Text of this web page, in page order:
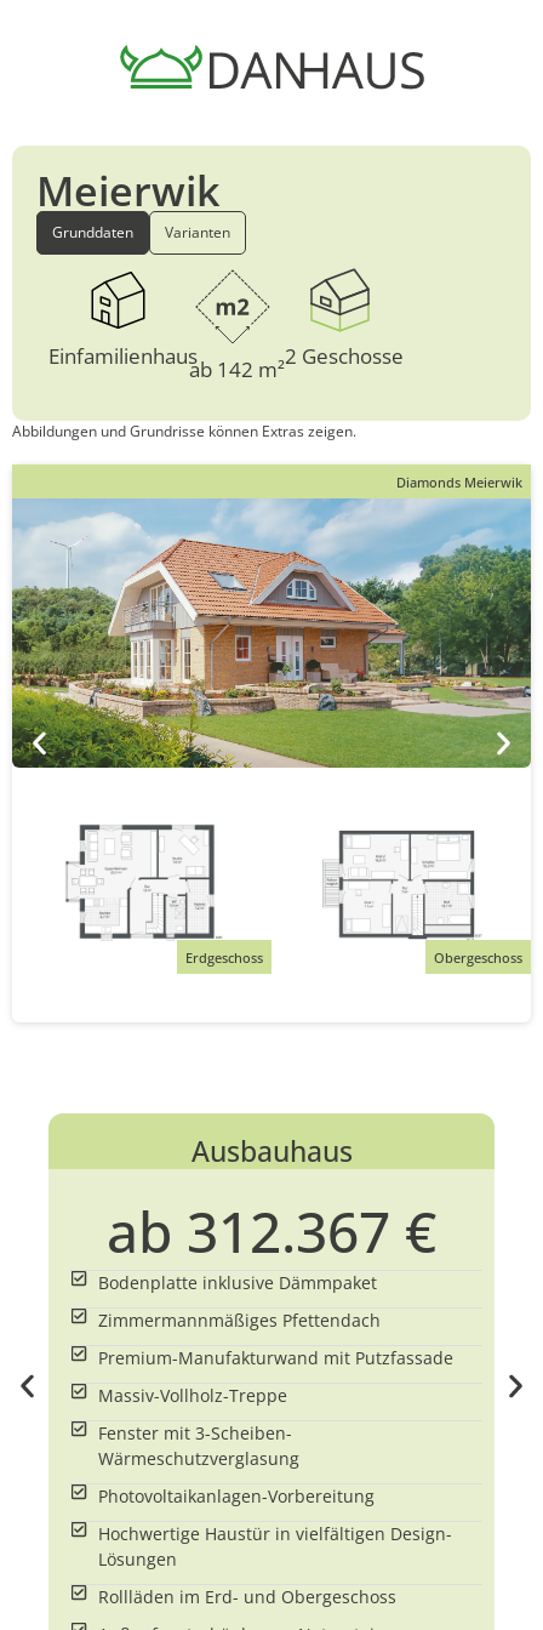
Diamonds Meierwik
Erdgeschoss Obergeschoss
Meierwik
Grunddaten Varianten
Einfamilienhausab 142 m²2 Geschosse
Abbildungen und Grundrisse können Extras zeigen.
Ausbauhaus
ab 312.367 €
Bodenplatte inklusive Dämmpaket
Zimmermannmäßiges Pfettendach
Premium-Manufakturwand mit Putzfassade
Massiv-Vollholz-Treppe
Fenster mit 3-Scheiben-
Wärmeschutzverglasung
Photovoltaikanlagen-Vorbereitung
Hochwertige Haustür in vielfältigen Design-
Lösungen
Rollläden im Erd- und Obergeschoss